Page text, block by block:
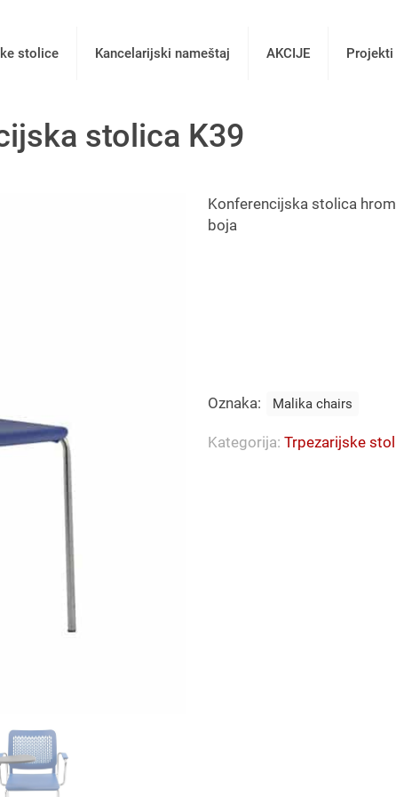
stolice Kancelarijski nameštaj AKCIJE Projekti
stolica K39
Konferencijska stolica
boja
Oznaka: Malika chairs
Kategorija: Trpezarijske